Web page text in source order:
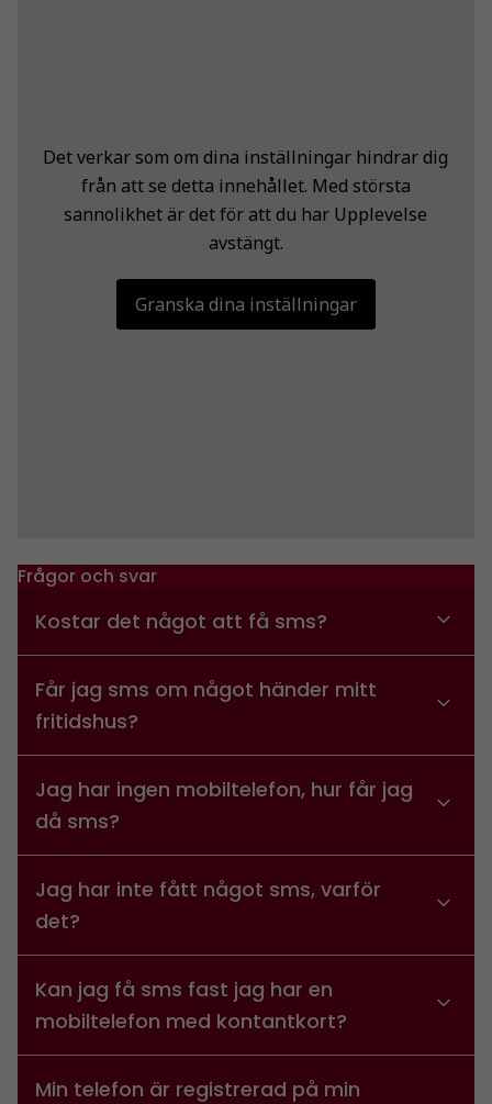
Det verkar som om dina inställningar hindrar dig
från att se detta innehållet. Med största
sannolikhet är det för att du har Upplevelse
avstängt.
Granska dina inställningar
Frågor och svar
Kostar det något att få sms?
Får jag sms om något händer mitt
fritidshus?
Jag har ingen mobiltelefon, hur får jag
då sms?
Jag har inte fått något sms, varför
det?
Kan jag få sms fast jag har en
mobiltelefon med kontantkort?
Min telefon är registrerad på min